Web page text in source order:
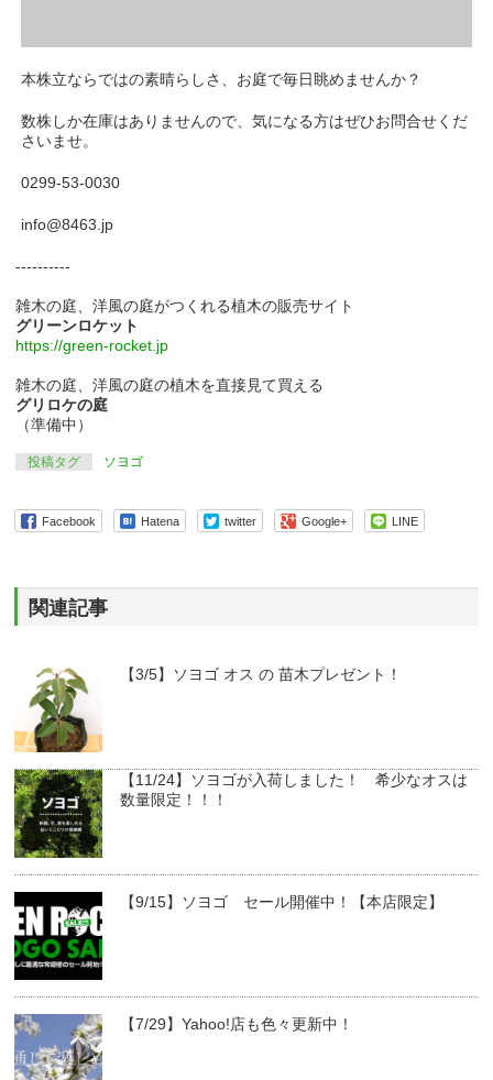
本株立ならではの素晴らしさ、お庭で毎日眺めませんか？
数株しか在庫はありませんので、気になる方はぜひお問合せくだ
さいませ。
0299-53-0030
info@8463.jp
----------
雑木の庭、洋風の庭がつくれる植木の販売サイト
グリーンロケット
https://green-rocket.jp
雑木の庭、洋風の庭の植木を直接見て買える
グリロケの庭
（準備中）
投稿タグ ソヨゴ
Facebook Hatena twitter Google+ LINE
関連記事
【3/5】ソヨゴ オス の 苗木プレゼント！
【11/24】ソヨゴが入荷しました！ 希少なオスは
数量限定！！！
【9/15】ソヨゴ セール開催中！【本店限定】
【7/29】Yahoo!店も色々更新中！